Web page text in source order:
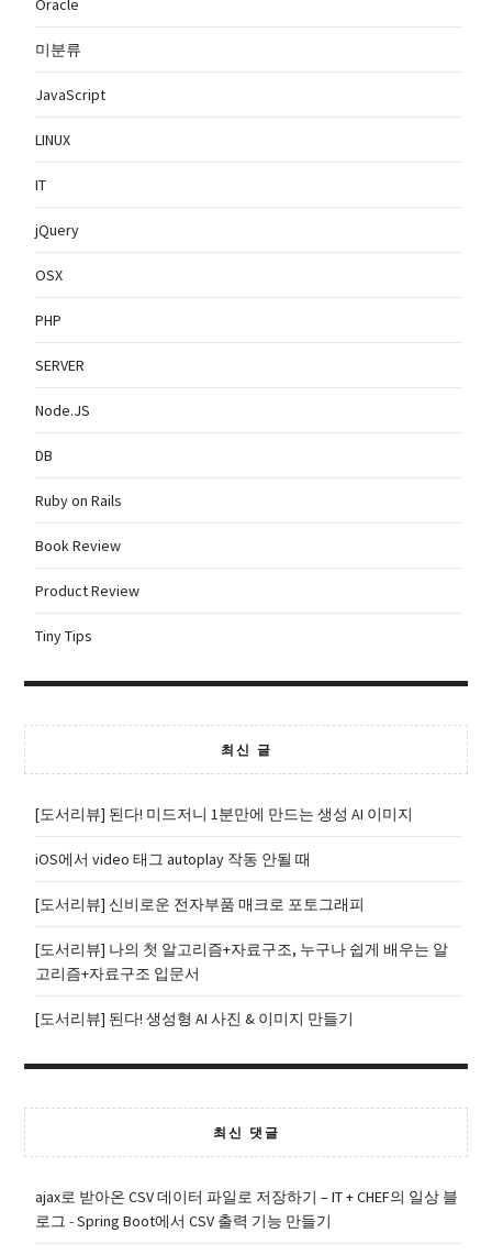
Oracle
미분류
JavaScript
LINUX
IT
jQuery
OSX
PHP
SERVER
Node.JS
DB
Ruby on Rails
Book Review
Product Review
Tiny Tips
최신 글
[도서리뷰] 된다! 미드저니 1분만에 만드는 생성 AI 이미지
iOS에서 video 태그 autoplay 작동 안될 때
[도서리뷰] 신비로운 전자부품 매크로 포토그래피
[도서리뷰] 나의 첫 알고리즘+자료구조, 누구나 쉽게 배우는 알
고리즘+자료구조 입문서
[도서리뷰] 된다! 생성형 AI 사진 & 이미지 만들기
최신 댓글
ajax로 받아온 CSV 데이터 파일로 저장하기 – IT + CHEF의 일상 블
로그 -Spring Boot에서 CSV 출력 기능 만들기